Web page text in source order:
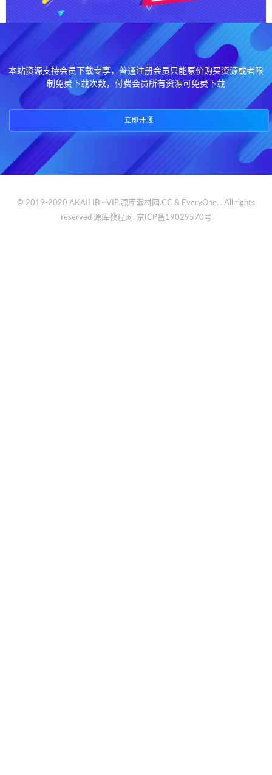
本站资源支持会员下载专享，普通注册会员只能原价购买资源或者限
制免费下载次数，付费会员所有资源可免费下载
立即开通
© 2019-2020 AKAILIB - VIP.源库素材网.CC & EveryOne. . All rights
reserved 源库教程网. 京ICP备19029570号